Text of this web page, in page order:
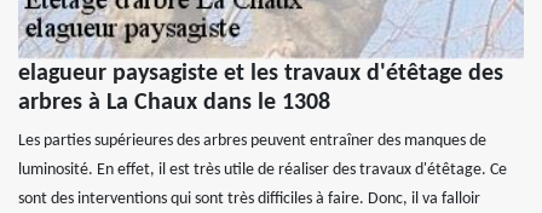
elagueur paysagiste et les travaux d'étêtage des
arbres à La Chaux dans le 1308
Les parties supérieures des arbres peuvent entraîner des manques de
luminosité. En effet, il est très utile de réaliser des travaux d'étêtage. Ce
sont des interventions qui sont très difficiles à faire. Donc, il va falloir